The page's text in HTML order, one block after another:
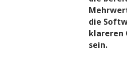
die
klareren
sein.